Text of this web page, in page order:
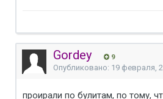
Gordey 9
Опубликовано: 19 февраля,
проирали по булитам, по тому,